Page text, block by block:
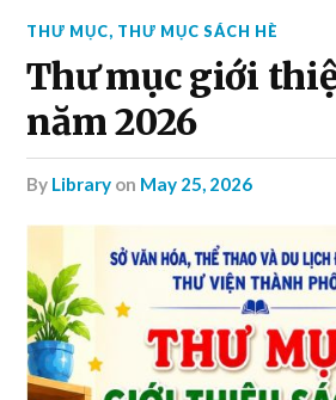
THƯ MỤC, THƯ MỤC SÁCH HÈ
Thư mục giới
năm 2026
by Library on May 25, 2026